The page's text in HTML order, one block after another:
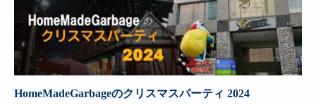
HomeMadeGarbageのクリスマスパーティ 2024